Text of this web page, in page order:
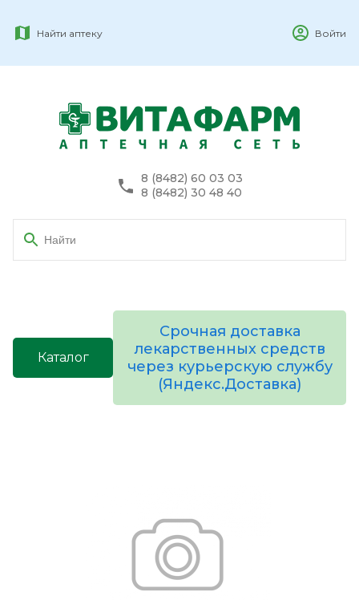
Найти аптеку Войти
8 (8482) 60 03 03
8 (8482) 30 48 40
Каталог
Срочная доставка
лекарственных средств
через курьерскую службу
(Яндекс.Доставка)